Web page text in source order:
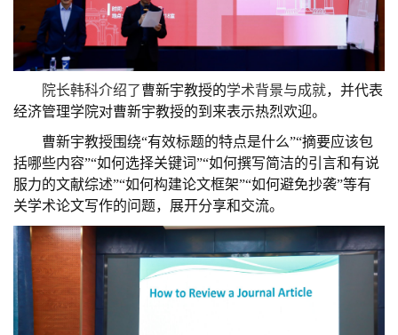
院长韩科介绍了曹新宇教授的学术背景与成就，并代表
经济管理学院对曹新宇教授的到来表示热烈欢迎。
曹新宇教授围绕“有效标题的特点是什么”“摘要应该包
括哪些内容”“如何选择关键词”“如何撰写简洁的引言和有说
服力的文献综述”“如何构建论文框架”“如何避免抄袭”等有
关学术论文写作的问题，展开分享和交流。